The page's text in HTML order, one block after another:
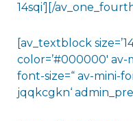
14sqi‘][/
[av_textblock
color=’#000000′
font-size=“ av-mini-
jqqkcgkn‘